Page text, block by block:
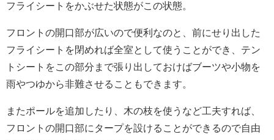
フライシートをかぶせた状態がこの状態。
フロントの開口部が広いので便利なのと、前にせり出した
フライシートを閉めれば全室として使うことができ、テン
トシートをこの部分まで張り出しておけばブーツや小物を
雨やつゆから非難させることもできます。
またポールを追加したり、木の枝を使うなど工夫すれば、
フロントの開口部にタープを設けることができるので自由